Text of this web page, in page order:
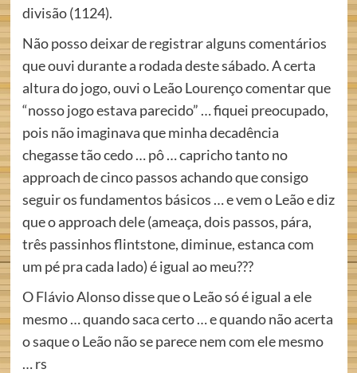
divisão (1124).
Não posso deixar de registrar alguns comentários
que ouvi durante a rodada deste sábado. A certa
altura do jogo, ouvi o Leão Lourenço comentar que
“nosso jogo estava parecido” … fiquei preocupado,
pois não imaginava que minha decadência
chegasse tão cedo … pô … capricho tanto no
approach de cinco passos achando que consigo
seguir os fundamentos básicos … e vem o Leão e diz
que o approach dele (ameaça, dois passos, pára,
três passinhos flintstone, diminue, estanca com
um pé pra cada lado) é igual ao meu???
O Flávio Alonso disse que o Leão só é igual a ele
mesmo … quando saca certo … e quando não acerta
o saque o Leão não se parece nem com ele mesmo
… rs